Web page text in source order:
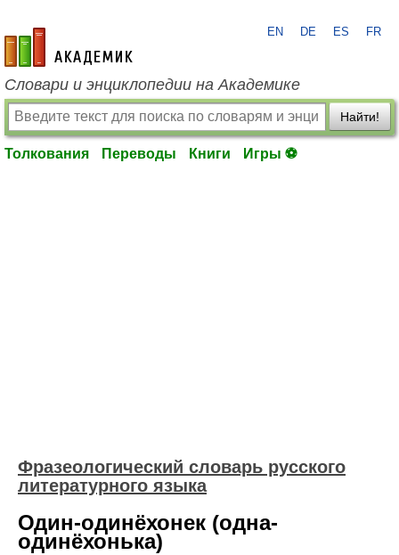
academic.ru
EN DE ES FR
Словари и энциклопедии на Академике
Найти!
Толкования Переводы Книги Игры ⚽
Фразеологический словарь русского
литературного языка
Один-одинёхонек (одна-
одинёхонька)